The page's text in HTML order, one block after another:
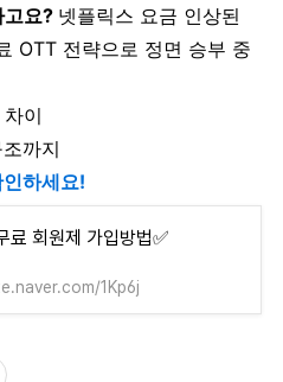
고요? 넷플릭스 요금 인상된
OTT 전략으로 정면 승부 중
이
까지
하세요!
료 회원제 가입방법✅
1Kp6j